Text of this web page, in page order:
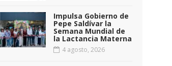
Impulsa Gobierno de
Pepe Saldívar la
Semana Mundial de
la Lactancia Materna
4 agosto, 2026